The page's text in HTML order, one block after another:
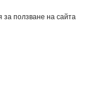
ползване на сайта